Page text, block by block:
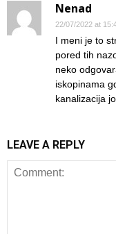
Nenad
22/07/2022 at
I meni je to
pored tih
neko
iskopinama
kanalizacija
LEAVE A REPLY